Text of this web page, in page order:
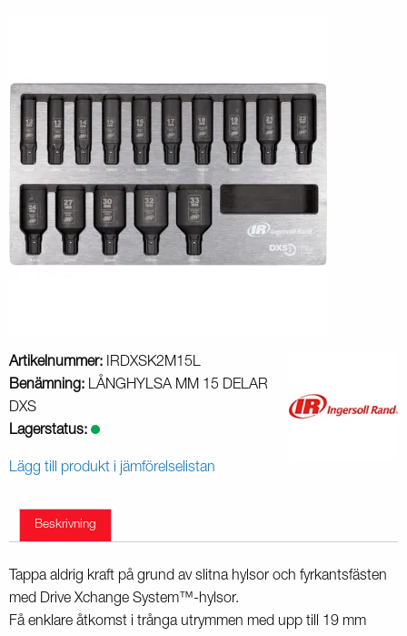
Artikelnummer: IRDXSK2M15L
Benämning: LÅNGHYLSA MM 15 DELAR
DXS
Lagerstatus:
Lägg till produkt i jämförelselistan
Beskrivning
Tappa aldrig kraft på grund av slitna hylsor och fyrkantsfästen
med Drive Xchange System™-hylsor.
Få enklare åtkomst i trånga utrymmen med upp till 19 mm